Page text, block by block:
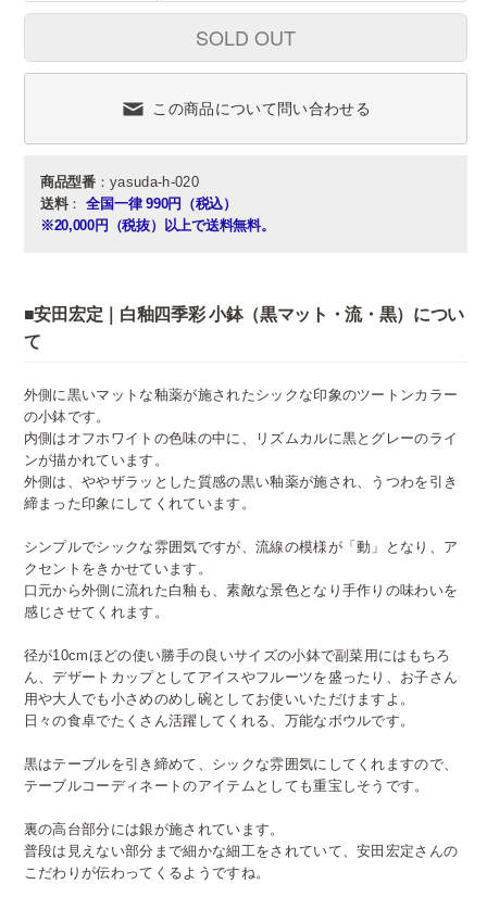
SOLD OUT
この商品について問い合わせる
商品型番：yasuda-h-020
送料： 全国一律 990円（税込）
※20,000円（税抜）以上で送料無料。
■安田宏定｜白釉四季彩 小鉢（黒マット・流・黒）につい
て
外側に黒いマットな釉薬が施されたシックな印象のツートンカラー
の小鉢です。
内側はオフホワイトの色味の中に、リズムカルに黒とグレーのライ
ンが描かれています。
外側は、ややザラッとした質感の黒い釉薬が施され、うつわを引き
締まった印象にしてくれています。
シンプルでシックな雰囲気ですが、流線の模様が「動」となり、ア
クセントをきかせています。
口元から外側に流れた白釉も、素敵な景色となり手作りの味わいを
感じさせてくれます。
径が10cmほどの使い勝手の良いサイズの小鉢で副菜用にはもちろ
ん、デザートカップとしてアイスやフルーツを盛ったり、お子さん
用や大人でも小さめのめし碗としてお使いいただけますよ。
日々の食卓でたくさん活躍してくれる、万能なボウルです。
黒はテーブルを引き締めて、シックな雰囲気にしてくれますので、
テーブルコーディネートのアイテムとしても重宝しそうです。
裏の高台部分には銀が施されています。
普段は見えない部分まで細かな細工をされていて、安田宏定さんの
こだわりが伝わってくるようですね。